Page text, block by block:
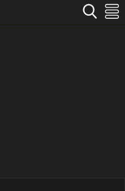
cưỡng hiếp khi ngủ nhờ qua đêm